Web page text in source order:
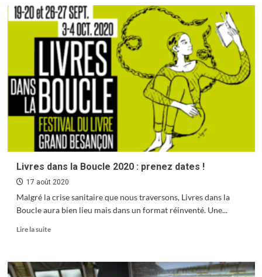
sur
Collectes
sang
en
septembre
octobre
2020
Livres dans la Boucle 2020 : prenez dates !
17 août 2020
Malgré la crise sanitaire que nous traversons, Livres dans la
Boucle aura bien lieu mais dans un format réinventé. Une...
Lire la suiteEn
sur
Livres